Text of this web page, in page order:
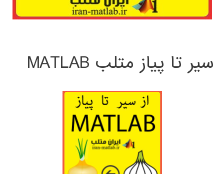
سیر تا پیاز متلب MATLAB